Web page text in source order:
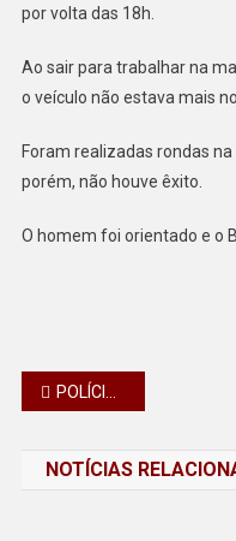
por volta das 18h.
Ao sair para trabalhar na
o veículo não estava mais no
Foram realizadas rondas
porém, não houve êxito.
O homem foi orientado e o
Navegação
Post
POLÍCIA MILITAR INTERVÉM EM BRIGAS NA PRAÇA DA MATRIZ EM CALIFÓRNIA
NOTÍCIAS